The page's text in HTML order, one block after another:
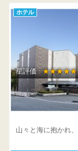
ホテル
星評価 :★★★★★
ATAMI せ
静岡県 熱海市伊豆
山々と海に抱かれ